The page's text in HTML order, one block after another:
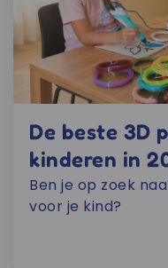
De beste 3D
kinderen in
Ben je op zoek
voor je kind?